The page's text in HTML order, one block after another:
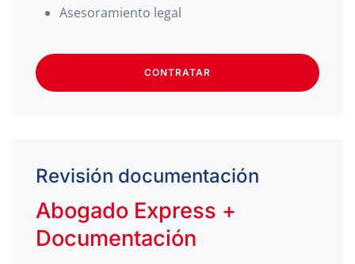
Asesoramiento legal
CONTRATAR
Revisión documentación
Abogado Express +
Documentación